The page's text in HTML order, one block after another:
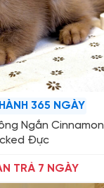
365 NGÀY
Ngắn Cinnamon
Đực
TRẢ 7 NGÀY